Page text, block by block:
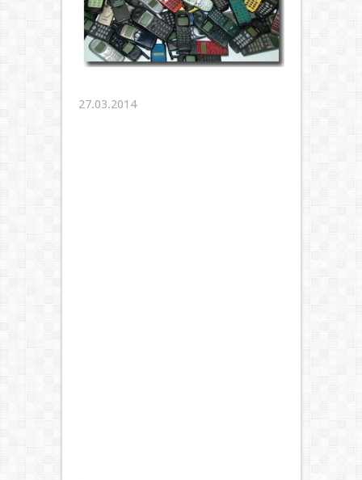
27.03.2014